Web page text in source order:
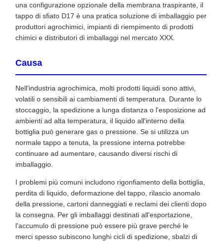
una configurazione opzionale della membrana traspirante, il
tappo di sfiato D17 è una pratica soluzione di imballaggio per
produttori agrochimici, impianti di riempimento di prodotti
chimici e distributori di imballaggi nel mercato XXX.
Causa
Nell'industria agrochimica, molti prodotti liquidi sono attivi,
volatili o sensibili ai cambiamenti di temperatura. Durante lo
stoccaggio, la spedizione a lunga distanza o l'esposizione ad
ambienti ad alta temperatura, il liquido all'interno della
bottiglia può generare gas o pressione. Se si utilizza un
normale tappo a tenuta, la pressione interna potrebbe
continuare ad aumentare, causando diversi rischi di
imballaggio.
I problemi più comuni includono rigonfiamento della bottiglia,
perdita di liquido, deformazione del tappo, rilascio anomalo
della pressione, cartoni danneggiati e reclami dei clienti dopo
la consegna. Per gli imballaggi destinati all'esportazione,
l'accumulo di pressione può essere più grave perché le
merci spesso subiscono lunghi cicli di spedizione, sbalzi di